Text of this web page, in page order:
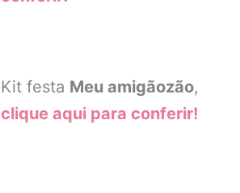
Kit festa Meu amigãozão,
clique aqui para conferir!